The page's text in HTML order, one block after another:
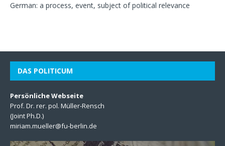
German: a process, event, subject of political relevance
DAS POLITICUM
Persönliche Webseite
Prof. Dr. rer. pol. Müller-Rensch
(Joint Ph.D.)
miriam.mueller@fu-berlin.de